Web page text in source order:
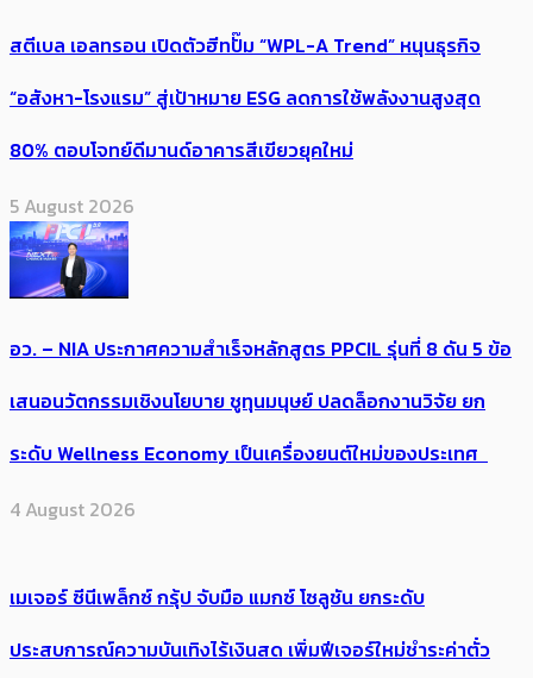
สตีเบล เอลทรอน เปิดตัวฮีทปั๊ม “WPL-A Trend” หนุนธุรกิจ
“อสังหา-โรงแรม” สู่เป้าหมาย ESG ลดการใช้พลังงานสูงสุด
80% ตอบโจทย์ดีมานด์อาคารสีเขียวยุคใหม่
5 August 2026
อว. – NIA ประกาศความสำเร็จหลักสูตร PPCIL รุ่นที่ 8 ดัน 5 ข้อ
เสนอนวัตกรรมเชิงนโยบาย ชูทุนมนุษย์ ปลดล็อกงานวิจัย ยก
ระดับ Wellness Economy เป็นเครื่องยนต์ใหม่ของประเทศ
4 August 2026
เมเจอร์ ซีนีเพล็กซ์ กรุ้ป จับมือ แมกซ์ โซลูชัน ยกระดับ
ประสบการณ์ความบันเทิงไร้เงินสด เพิ่มฟีเจอร์ใหม่ชำระค่าตั๋ว